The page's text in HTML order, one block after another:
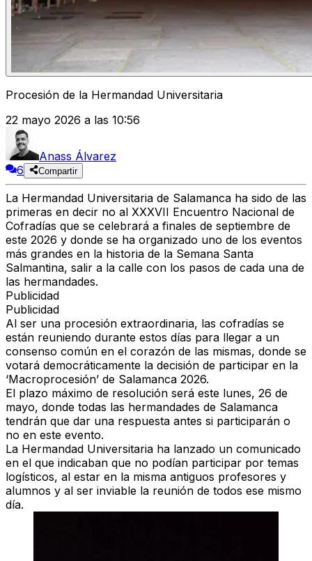
Procesión de la Hermandad Universitaria
22 mayo 2026 a las 10:56
Anass Álvarez
6
Compartir
La Hermandad Universitaria de Salamanca ha sido de las
primeras en decir no al XXXVII Encuentro Nacional de
Cofradías que se celebrará a finales de septiembre de
este 2026 y donde se ha organizado uno de los eventos
más grandes en la historia de la Semana Santa
Salmantina, salir a la calle con los pasos de cada una de
las hermandades.
Publicidad
Publicidad
Al ser una procesión extraordinaria, las cofradías se
están reuniendo durante estos días para llegar a un
consenso común en el corazón de las mismas, donde se
votará democráticamente la decisión de participar en la
‘Macroprocesión’ de Salamanca 2026.
El plazo máximo de resolución será este lunes, 26 de
mayo, donde todas las hermandades de Salamanca
tendrán que dar una respuesta antes si participarán o
no en este evento.
La Hermandad Universitaria ha lanzado un comunicado
en el que indicaban que no podían participar por temas
logísticos, al estar en la misma antiguos profesores y
alumnos y al ser inviable la reunión de todos ese mismo
día.